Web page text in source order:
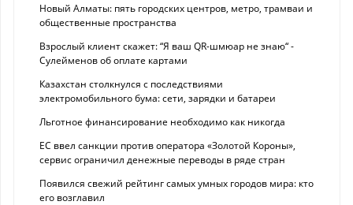
Новый Алматы: пять городских центров, метро, трамваи и
общественные пространства
Взрослый клиент скажет: “Я ваш QR-шмюар не знаю“ -
Сулейменов об оплате картами
Казахстан столкнулся с последствиями
электромобильного бума: сети, зарядки и батареи
Льготное финансирование необходимо как никогда
ЕС ввел санкции против оператора «Золотой Короны»,
сервис ограничил денежные переводы в ряде стран
Появился свежий рейтинг самых умных городов мира: кто
его возглавил